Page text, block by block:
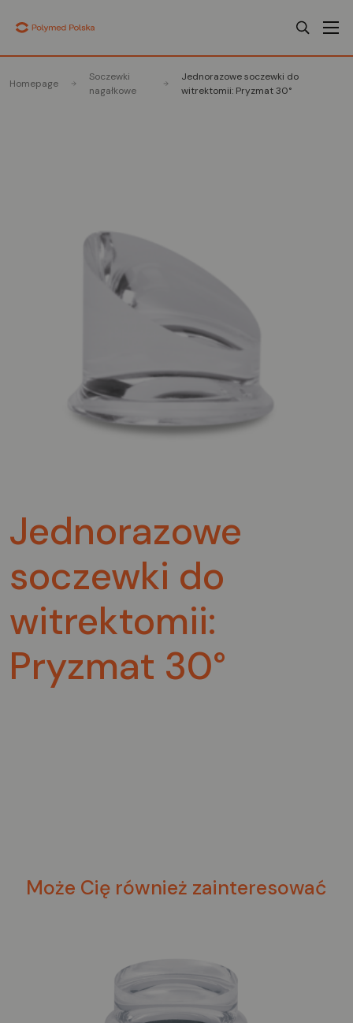
Homepage
Soczewki
nagałkowe
Jednorazowe soczewki do
witrektomii: Pryzmat 30°
Jednorazowe
soczewki do
witrektomii:
Pryzmat 30°
Może Cię również zainteresować